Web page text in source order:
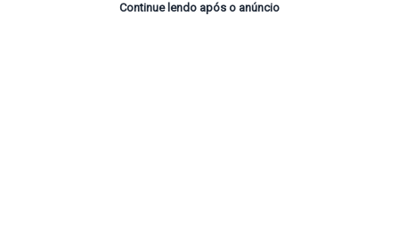
Continue lendo após o anúncio